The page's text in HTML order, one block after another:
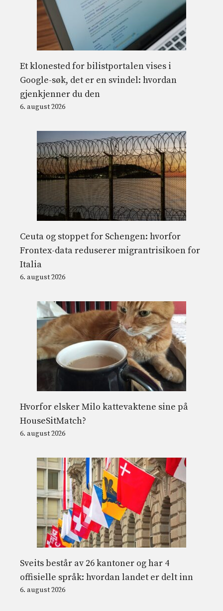
Et klonested for bilistportalen vises i
Google-søk, det er en svindel: hvordan
gjenkjenner du den
6. august 2026
Ceuta og stoppet for Schengen: hvorfor
Frontex-data reduserer migrantrisikoen for
Italia
6. august 2026
Hvorfor elsker Milo kattevaktene sine på
HouseSitMatch?
6. august 2026
Sveits består av 26 kantoner og har 4
offisielle språk: hvordan landet er delt inn
6. august 2026